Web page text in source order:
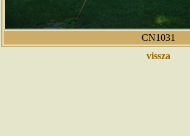
CN1031
vissza